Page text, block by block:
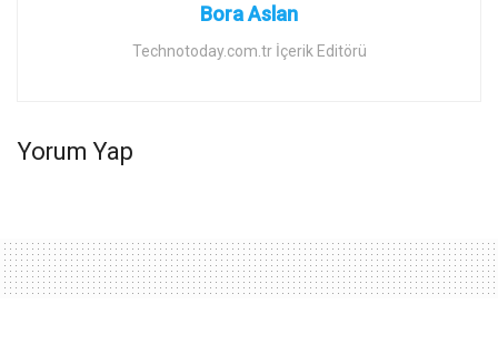
Bora Aslan
Technotoday.com.tr İçerik Editörü
Yorum Yap